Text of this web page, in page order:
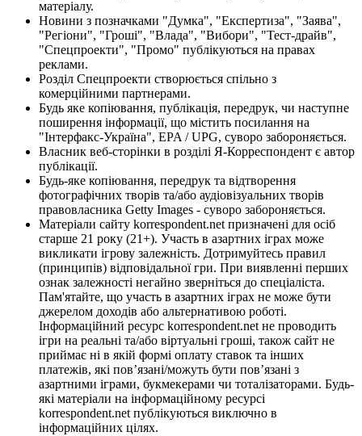
матеріалу.
Новини з позначками "Думка", "Експертиза", "Заява",
"Регіони", "Гроші", "Влада", "Вибори", "Тест-драйв",
"Спецпроекти", "Промо" публікуються на правах
реклами.
Розділ Спецпроекти створюється спільно з
комерційними партнерами.
Будь яке копіювання, публікація, передрук, чи наступне
поширення інформації, що містить посилання на
"Інтерфакс-Україна", EPA / UPG, суворо забороняється.
Власник веб-сторінки в розділі Я-Корреспондент є автор
публікації.
Будь-яке копіювання, передрук та відтворення
фотографічних творів та/або аудіовізуальних творів
правовласника Getty Images - суворо забороняється.
Матеріали сайту korrespondent.net призначені для осіб
старше 21 року (21+). Участь в азартних іграх може
викликати ігрову залежність. Дотримуйтесь правил
(принципів) відповідальної гри. При виявленні перших
ознак залежності негайно зверніться до спеціаліста.
Пам'ятайте, що участь в азартних іграх не може бути
джерелом доходів або альтернативою роботі.
Інформаційний ресурс korrespondent.net не проводить
ігри на реальні та/або віртуальні гроші, також сайт не
приймає ні в якій формі оплату ставок та інших
платежів, які пов’язані/можуть бути пов’язані з
азартними іграми, букмекерами чи тоталізаторами. Будь-
які матеріали на інформаційному ресурсі
korrespondent.net публікуються виключно в
інформаційних цілях.